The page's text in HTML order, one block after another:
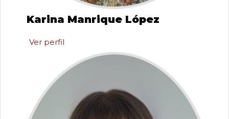
Karina Manrique López
Ver perfil
Manrique
López